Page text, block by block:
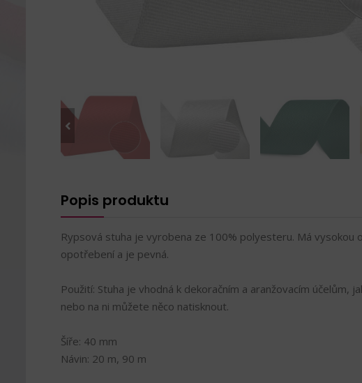
Popis produktu
Rypsová stuha je vyrobena ze 100% polyesteru. Má vysokou
opotřebení a je pevná.
Použití: Stuha je vhodná k dekoračním a aranžovacím účelům,
nebo na ni můžete něco natisknout.
Šíře: 40 mm
Návin: 20 m, 90 m